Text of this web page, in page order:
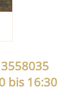
bis 16:30